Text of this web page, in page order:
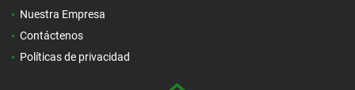
Nuestra Empresa
Contáctenos
Políticas de privacidad